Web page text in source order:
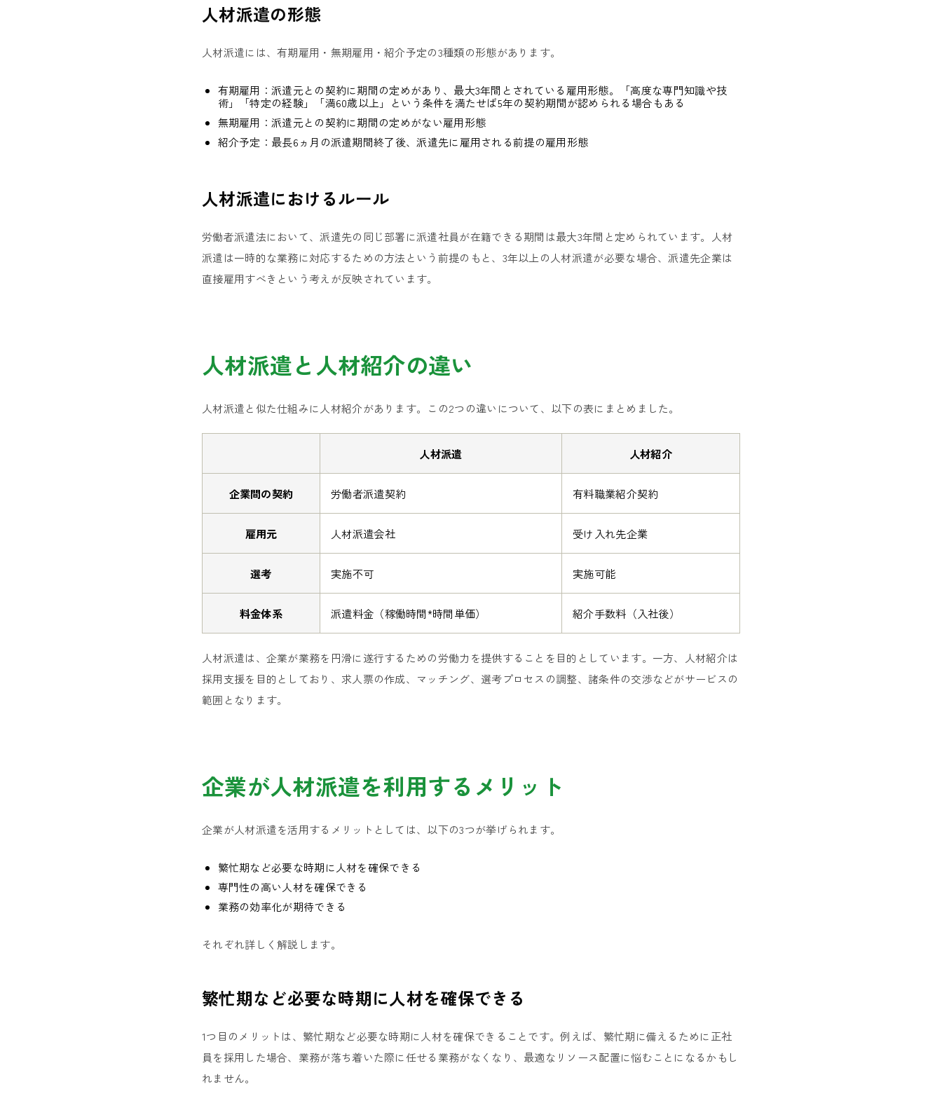
人材派遣の形態
人材派遣には、有期雇用・無期雇用・紹介予定の3種類の形態があります。
有期雇用：派遣元との契約に期間の定めがあり、最大3年間とされている雇用形態。「高度な専門知識や技
術」「特定の経験」「満60歳以上」という条件を満たせば5年の契約期間が認められる場合もある
無期雇用：派遣元との契約に期間の定めがない雇用形態
紹介予定：最長6ヵ月の派遣期間終了後、派遣先に雇用される前提の雇用形態
人材派遣におけるルール
労働者派遣法において、派遣先の同じ部署に派遣社員が在籍できる期間は最大3年間と定められています。人材
派遣は一時的な業務に対応するための方法という前提のもと、3年以上の人材派遣が必要な場合、派遣先企業は
直接雇用すべきという考えが反映されています。
人材派遣と人材紹介の違い
人材派遣と似た仕組みに人材紹介があります。この2つの違いについて、以下の表にまとめました。
人材派遣 人材紹介
企業間の契約 労働者派遣契約 有料職業紹介契約
雇用元 人材派遣会社 受け入れ先企業
選考 実施不可 実施可能
料金体系 派遣料金（稼働時間*時間単価） 紹介手数料（入社後）
人材派遣は、企業が業務を円滑に遂行するための労働力を提供することを目的としています。一方、人材紹介は
採用支援を目的としており、求人票の作成、マッチング、選考プロセスの調整、諸条件の交渉などがサービスの
範囲となります。
企業が人材派遣を利用するメリット
企業が人材派遣を活用するメリットとしては、以下の3つが挙げられます。
繁忙期など必要な時期に人材を確保できる
専門性の高い人材を確保できる
業務の効率化が期待できる
それぞれ詳しく解説します。
繁忙期など必要な時期に人材を確保できる
1つ目のメリットは、繁忙期など必要な時期に人材を確保できることです。例えば、繁忙期に備えるために正社
員を採用した場合、業務が落ち着いた際に任せる業務がなくなり、最適なリソース配置に悩むことになるかもし
れません。